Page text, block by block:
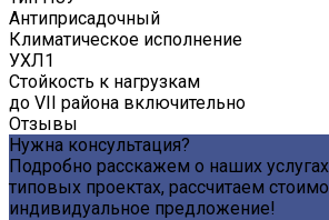
Антиприсадочный
Климатическое исполнение
УХЛ1
Стойкость к нагрузкам
до VII района включительно
Отзывы
Нужна консультация?
Подробно расскажем о наших
типовых проектах, рассчитаем
индивидуальное предложение!